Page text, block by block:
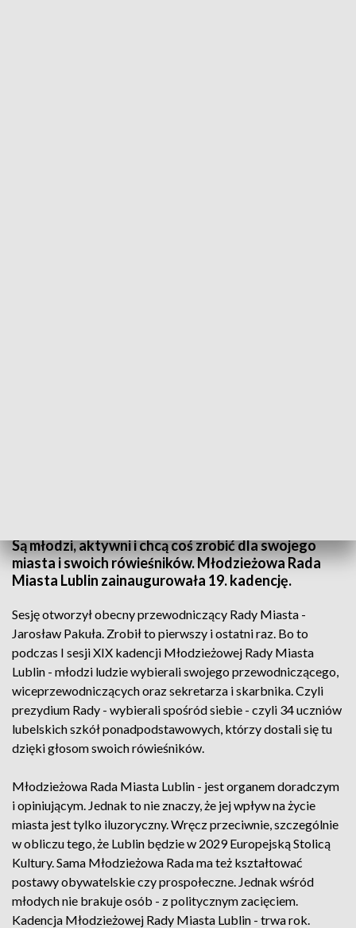
Są młodzi, aktywni i chcą coś zrobić dla swojego
miasta i swoich rówieśników. Młodzieżowa Rada
Miasta Lublin zainaugurowała 19. kadencję.
Sesję otworzył obecny przewodniczący Rady Miasta -
Jarosław Pakuła. Zrobił to pierwszy i ostatni raz. Bo to
podczas I sesji XIX kadencji Młodzieżowej Rady Miasta
Lublin - młodzi ludzie wybierali swojego przewodniczącego,
wiceprzewodniczących oraz sekretarza i skarbnika. Czyli
prezydium Rady - wybierali spośród siebie - czyli 34 uczniów
lubelskich szkół ponadpodstawowych, którzy dostali się tu
dzięki głosom swoich rówieśników.
Młodzieżowa Rada Miasta Lublin - jest organem doradczym
i opiniującym. Jednak to nie znaczy, że jej wpływ na życie
miasta jest tylko iluzoryczny. Wręcz przeciwnie, szczególnie
w obliczu tego, że Lublin będzie w 2029 Europejską Stolicą
Kultury. Sama Młodzieżowa Rada ma też kształtować
postawy obywatelskie czy prospołeczne. Jednak wśród
młodych nie brakuje osób - z politycznym zacięciem.
Kadencja Młodzieżowej Rady Miasta Lublin - trwa rok.